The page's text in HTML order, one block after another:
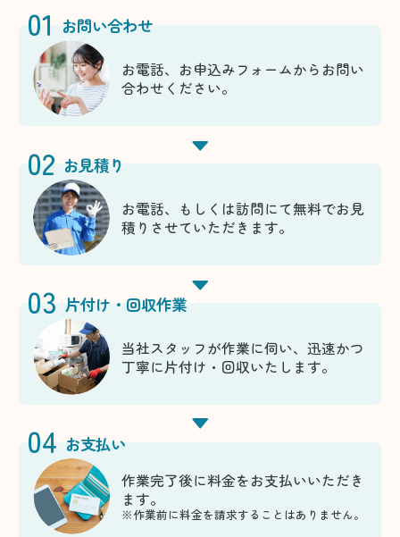
01 お問い合わせ
お電話、お申込みフォームからお問い
合わせください。
02 お見積り
お電話、もしくは訪問にて無料でお見
積りさせていただきます。
03 片付け・回収作業
当社スタッフが作業に伺い、迅速かつ
丁寧に片付け・回収いたします。
04 お支払い
作業完了後に料金をお支払いいただき
ます。
※作業前に料金を請求することはありません。